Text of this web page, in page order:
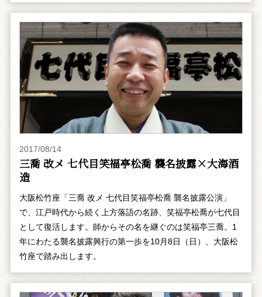
2017/08/14
三喬 改メ 七代目笑福亭松喬 襲名披露×大海酒
造
大阪松竹座「三喬 改メ 七代目笑福亭松喬 襲名披露公演」
で、江戸時代から続く上方落語の名跡、笑福亭松喬が七代目
として復活します。師からその名を継ぐのは笑福亭三喬。1
年にわたる襲名披露興行の第一歩を10月8日（日）、大阪松
竹座で踏み出します。